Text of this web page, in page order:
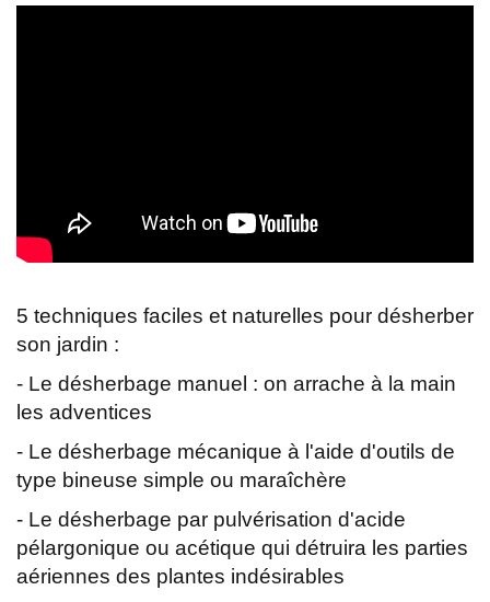
5 techniques faciles et naturelles pour désherber
son jardin :
- Le désherbage manuel : on arrache à la main
les adventices
- Le désherbage mécanique à l'aide d'outils de
type bineuse simple ou maraîchère
- Le désherbage par pulvérisation d'acide
pélargonique ou acétique qui détruira les parties
aériennes des plantes indésirables